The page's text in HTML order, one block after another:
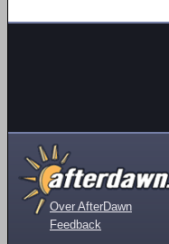
Over AfterDawn
Feedback